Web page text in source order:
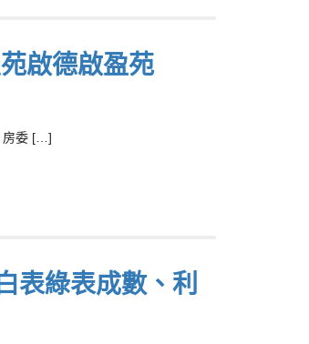
啟德啟盈苑
房委 […]
表綠表成數、利